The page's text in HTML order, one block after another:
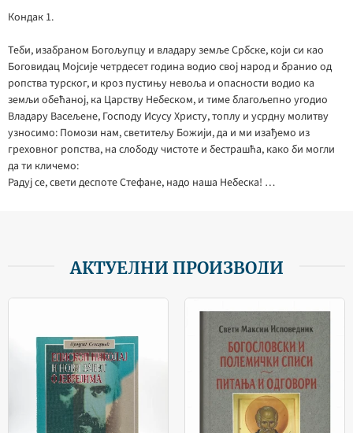
Кондак 1.
Теби, изабраном Богољупцу и владару земље Србске, који си као
Боговидац Мојсије четрдесет година водио свој народ и бранио од
ропства турског, и кроз пустињу невоља и опасности водио ка
земљи обећаној, ка Царству Небеском, и тиме благољепно угодио
Владару Васељене, Господу Исусу Христу, топлу и усрдну молитву
узносимо: Помози нам, светитељу Божији, да и ми изађемо из
греховног ропства, на слободу чистоте и бестрашћа, како би могли
да ти кличемо:
Радуј се, свети деспоте Стефане, надо наша Небеска! …
АКТУЕЛНИ ПРОИЗВОДИ